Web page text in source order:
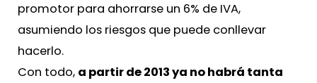
promotor para ahorrarse un 6% de IVA,
asumiendo los riesgos que puede conllevar
hacerlo.
Con todo, a partir de 2013 ya no habrá tanta